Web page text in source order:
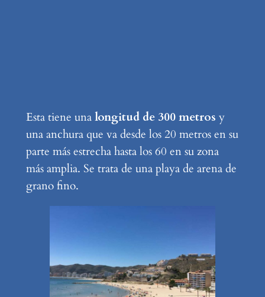
Esta tiene unalongitud de 300 metros y
una anchura que va desde los 20 metros en su
parte más estrecha hasta los 60 en su zona
más amplia. Se trata de una playa de arena de
grano fino.